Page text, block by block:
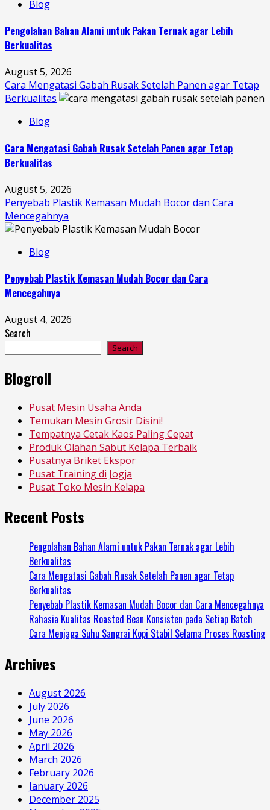
Blog
Pengolahan Bahan Alami untuk Pakan Ternak agar Lebih
Berkualitas
August 5, 2026
Cara Mengatasi Gabah Rusak Setelah Panen agar Tetap
Berkualitas
Blog
Cara Mengatasi Gabah Rusak Setelah Panen agar Tetap
Berkualitas
August 5, 2026
Penyebab Plastik Kemasan Mudah Bocor dan Cara
Mencegahnya
Blog
Penyebab Plastik Kemasan Mudah Bocor dan Cara
Mencegahnya
August 4, 2026
Search
Search
Blogroll
Pusat Mesin Usaha Anda
Temukan Mesin Grosir Disini!
Tempatnya Cetak Kaos Paling Cepat
Produk Olahan Sabut Kelapa Terbaik
Pusatnya Briket Ekspor
Pusat Training di Jogja
Pusat Toko Mesin Kelapa
Recent Posts
Pengolahan Bahan Alami untuk Pakan Ternak agar Lebih
Berkualitas
Cara Mengatasi Gabah Rusak Setelah Panen agar Tetap
Berkualitas
Penyebab Plastik Kemasan Mudah Bocor dan Cara Mencegahnya
Rahasia Kualitas Roasted Bean Konsisten pada Setiap Batch
Cara Menjaga Suhu Sangrai Kopi Stabil Selama Proses Roasting
Archives
August 2026
July 2026
June 2026
May 2026
April 2026
March 2026
February 2026
January 2026
December 2025